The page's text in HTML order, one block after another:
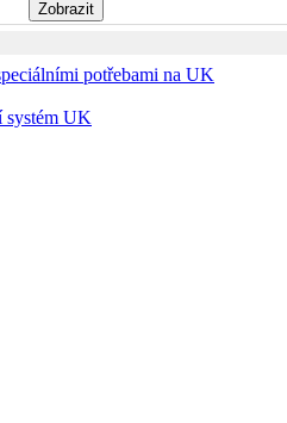
potřebami na UK
systém UK